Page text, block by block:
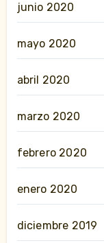
junio 2020
mayo 2020
abril 2020
marzo 2020
febrero 2020
enero 2020
diciembre 2019